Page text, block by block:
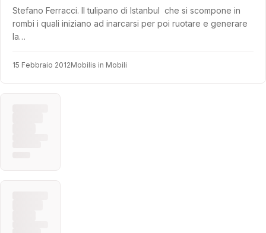
Stefano Ferracci. Il tulipano di Istanbul che si scompone in
rombi i quali iniziano ad inarcarsi per poi ruotare e generare
la…
15 Febbraio 2012Mobilis in Mobili